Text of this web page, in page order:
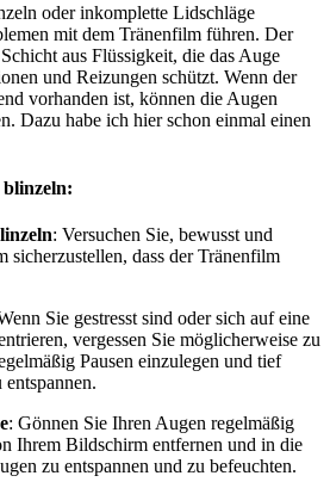
oder inkomplette Lidschläge
mit dem Tränenfilm führen. Der
aus Flüssigkeit, die das Auge
und Reizungen schützt. Wenn der
vorhanden ist, können die Augen
Dazu habe ich hier schon einmal einen
: Versuchen Sie, bewusst und
sicherzustellen, dass der Tränenfilm
Sie gestresst sind oder sich auf eine
vergessen Sie möglicherweise zu
Pausen einzulegen und tief
: Gönnen Sie Ihren Augen regelmäßig
Ihrem Bildschirm entfernen und in die
zu entspannen und zu befeuchten.